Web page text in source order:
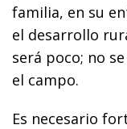
familia, en su
el desarrollo
será poco; no
el campo.
Es necesario